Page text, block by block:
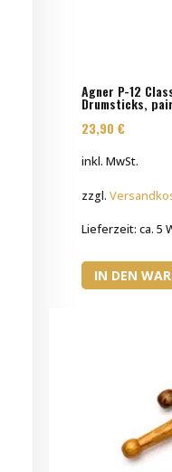
Agner P-12
Drumsticks,
23,90 €
inkl. MwSt.
zzgl.
Lieferzeit: ca. 5
IN DEN